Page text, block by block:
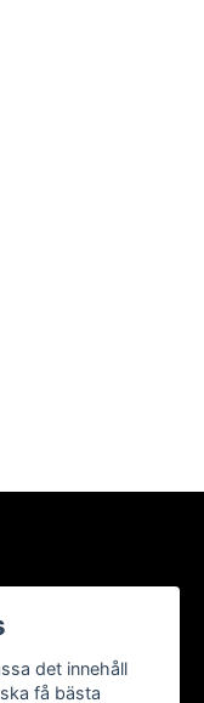
det innehåll
få bästa